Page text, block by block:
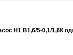
Н1 В1,6/5-0,1/1,6К